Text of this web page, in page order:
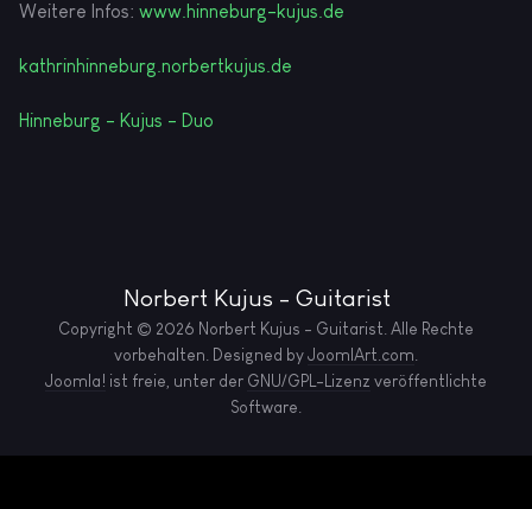
Weitere Infos: www.hinneburg-kujus.de
kathrinhinneburg.norbertkujus.de
Hinneburg - Kujus - Duo
Norbert Kujus - Guitarist
Copyright © 2026 Norbert Kujus - Guitarist. Alle Rechte
vorbehalten. Designed byJoomlArt.com.
Joomla! ist freie, unter der GNU/GPL-Lizenz veröffentlichte
Software.